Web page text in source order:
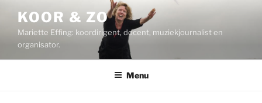
inhoud
KOOR & ZO
Mariette Effing: koordirigent, docent, muziekjournalist en
organisator.
Menu